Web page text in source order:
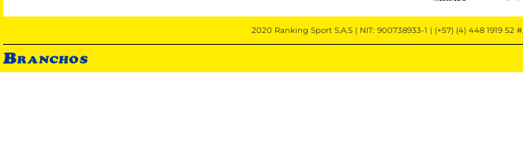
2020 Ranking Sport S.A.S | NIT: 900738933-1 | (+57) (4) 448 1919